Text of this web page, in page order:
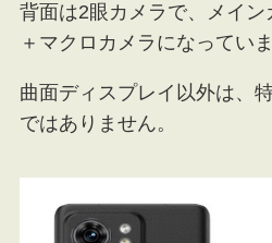
背面は2眼カメラで、メイン
＋マクロカメラになっていま
曲面ディスプレイ以外は、
ではありません。